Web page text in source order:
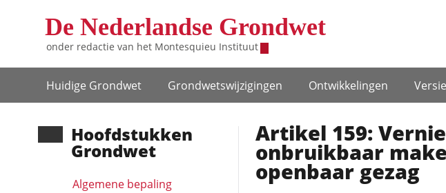
De Nederlandse Grondwet
onder redactie van het Montesquieu Instituut
Hoofdnavigatie
Huidige Grondwet Grondwets­wijzigingen Ontwikke­lingen
Hoofd­stukken
Grondwet
Algemene bepaling
Artikel 159:
onbruikbaar
openbaar gezag